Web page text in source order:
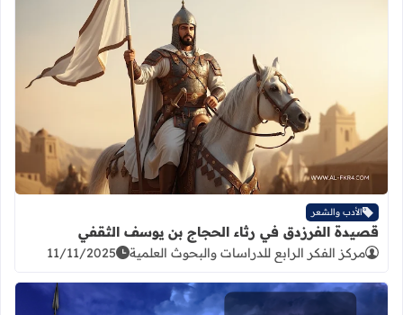
اقرأ المزيد عن قصيدة الفرزدق في
الأدب والشعر
قصيدة الفرزدق في رثاء الحجاج بن يوسف الثقفي
مركز الفكر الرابع للدراسات والبحوث العلمية 11/11/2025